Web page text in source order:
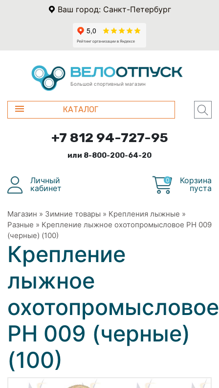
Ваш город: Санкт-Петербург
Большой спортивный магазин
КАТАЛОГ
+7 812 94-727-95
или 8-800-200-64-20
Личный
кабинет
0
Корзина
пуста
Магазин » Зимние товары » Крепления лыжные »
Разные » Крепление лыжное охотопромысловое РН 009
(черные) (100)
Крепление
лыжное
охотопромысловое
РН 009 (черные)
(100)